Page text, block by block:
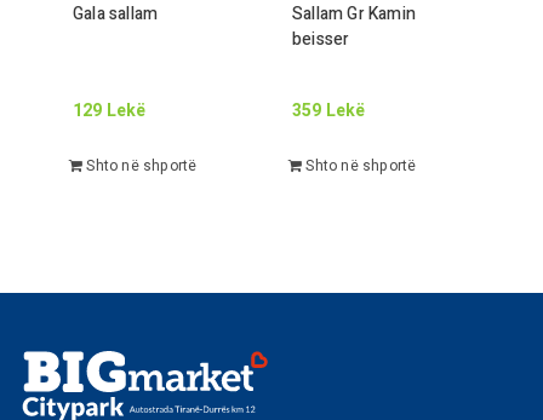
Gala sallam
129 Lekë
Shto në shportë
SallamGrKamin
beisser
359 Lekë
Shto në shportë